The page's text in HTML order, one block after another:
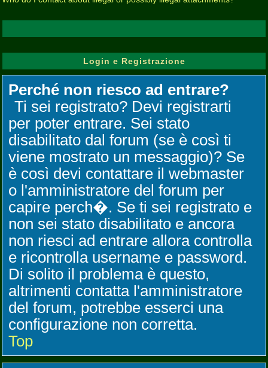
Login e Registrazione
Perché non riesco ad entrare?
Ti sei registrato? Devi registrarti
per poter entrare. Sei stato
disabilitato dal forum (se è così ti
viene mostrato un messaggio)? Se
è così devi contattare il webmaster
o l'amministratore del forum per
capire perch�. Se ti sei registrato e
non sei stato disabilitato e ancora
non riesci ad entrare allora controlla
e ricontrolla username e password.
Di solito il problema è questo,
altrimenti contatta l'amministratore
del forum, potrebbe esserci una
configurazione non corretta.
Top